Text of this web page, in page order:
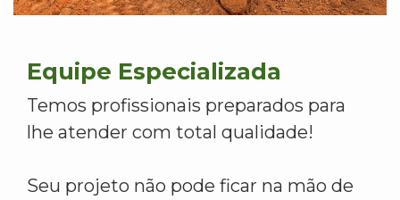
Equipe Especializada
Temos profissionais preparados para
lhe atender com total qualidade!
Seu projeto não pode ficar na mão de